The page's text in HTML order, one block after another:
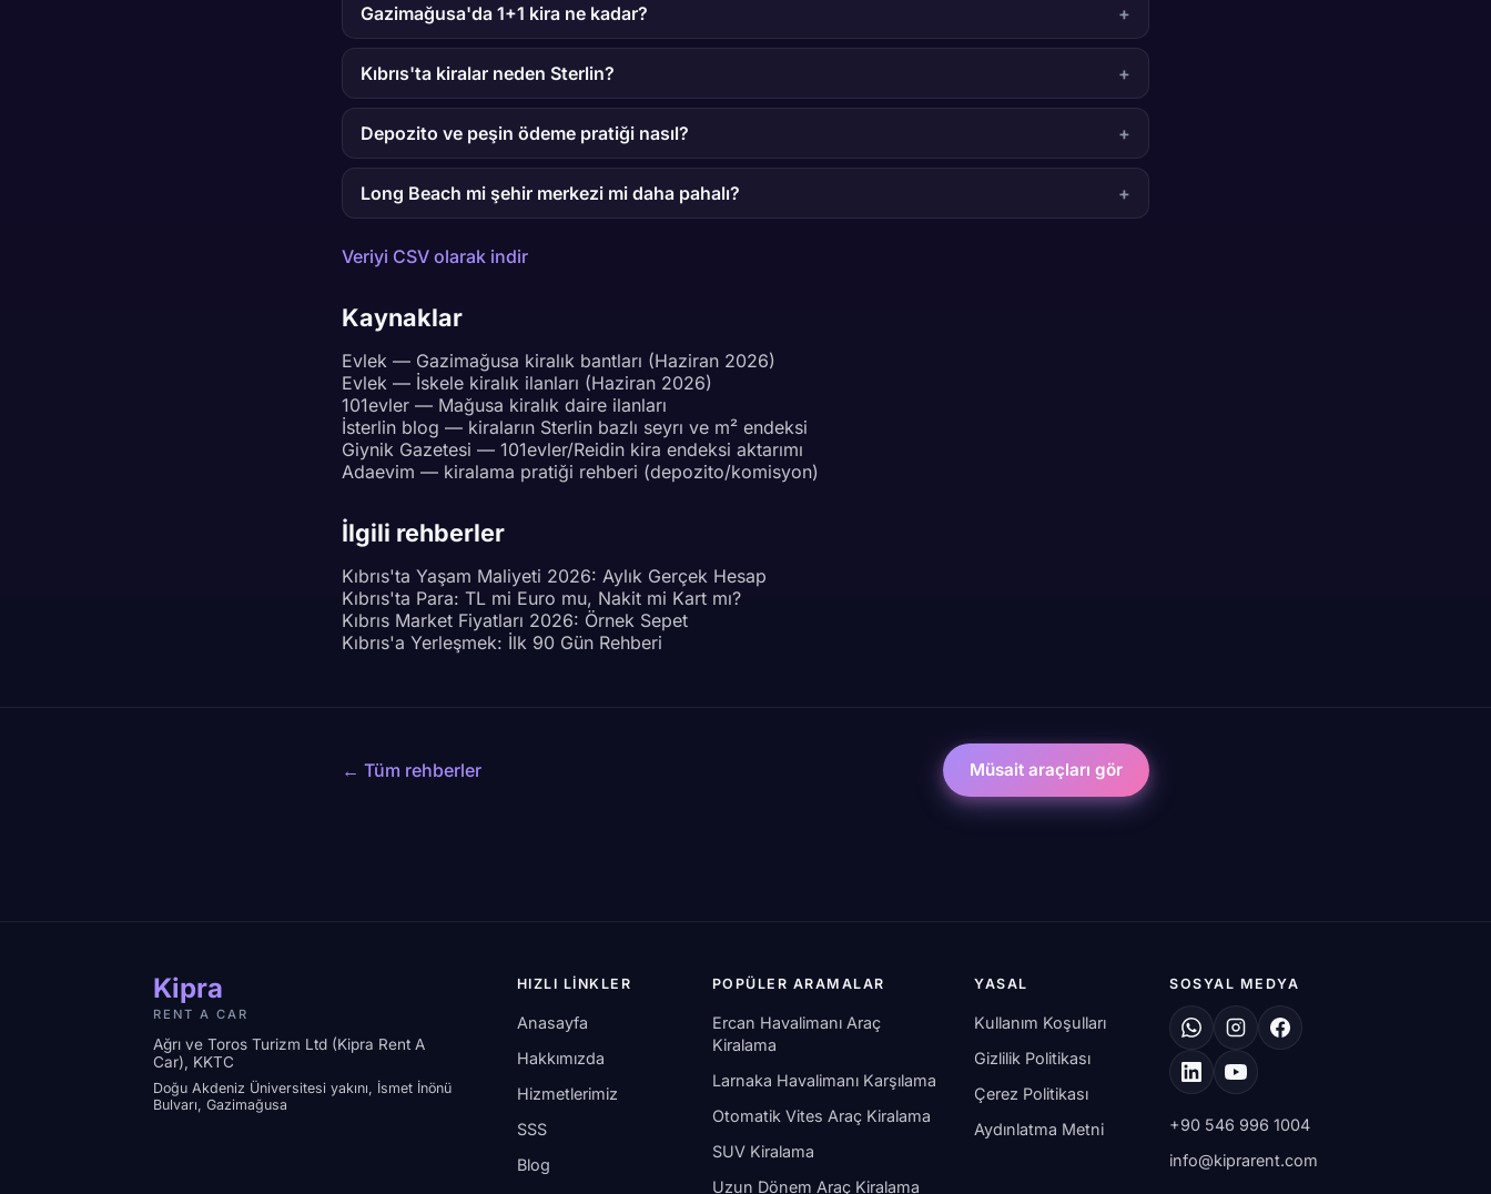
Gazimağusa'da 1+1 kira ne kadar?
Kıbrıs'ta kiralar neden Sterlin?
Depozito ve peşin ödeme pratiği nasıl?
Long Beach mi şehir merkezi mi daha pahalı?
Veriyi CSV olarak indir
Kaynaklar
Evlek — Gazimağusa kiralık bantları (Haziran 2026)
Evlek — İskele kiralık ilanları (Haziran 2026)
101evler — Mağusa kiralık daire ilanları
İsterlin blog — kiraların Sterlin bazlı seyrı ve m² endeksi
Giynik Gazetesi — 101evler/Reidin kira endeksi aktarımı
Adaevim — kiralama pratiği rehberi (depozito/komisyon)
İlgili rehberler
Kıbrıs'ta Yaşam Maliyeti 2026: Aylık Gerçek Hesap
Kıbrıs'ta Para: TL mi Euro mu, Nakit mi Kart mı?
Kıbrıs Market Fiyatları 2026: Örnek Sepet
Kıbrıs'a Yerleşmek: İlk 90 Gün Rehberi
← Tüm rehberler Müsait araçları gör
Kipra
RENT A CAR
Ağrı ve Toros Turizm Ltd (Kipra Rent A
Car), KKTC
Doğu Akdeniz Üniversitesi yakını, İsmet İnönü
Bulvarı, Gazimağusa
HIZLI LINKLER
Anasayfa
Hakkımızda
Hizmetlerimiz
SSS
Blog
POPÜLER ARAMALAR
Ercan Havalimanı Araç
Kiralama
Larnaka Havalimanı Karşılama
Otomatik Vites Araç Kiralama
SUV Kiralama
Uzun Dönem Araç Kiralama
YASAL
Kullanım Koşulları
Gizlilik Politikası
Çerez Politikası
Aydınlatma Metni
SOSYAL MEDYA
+90 546 996 1004
info@kiprarent.com